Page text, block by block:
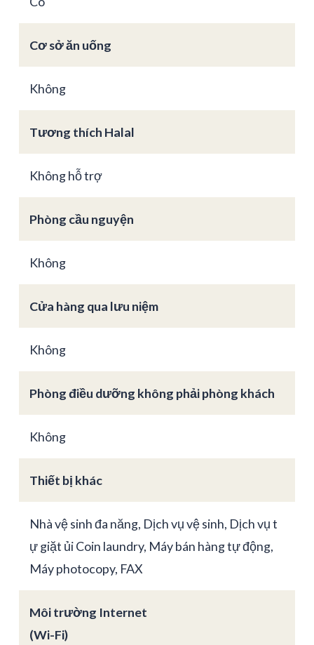
Cơ sở ăn uống
Không
Tương thích Halal
Không hỗ trợ
Phòng cầu nguyện
Không
Cửa hàng qua lưu niệm
Không
Phòng điều dưỡng không phải phòng khách
Không
Thiết bị khác
Nhà vệ sinh đa năng, Dịch vụ vệ sinh, Dịch vụ t
ự giặt ủi Coin laundry, Máy bán hàng tự động,
Máy photocopy, FAX
Môi trường Internet
(Wi-Fi)